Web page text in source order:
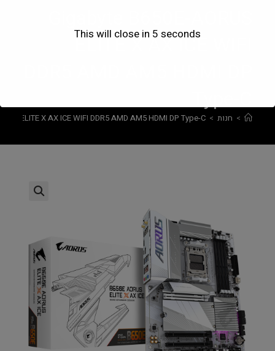
ELITE X AX ICE WIFI
> חנות >
ELITE X AX ICE WIFI DDR5 AMD AM5 HDMI DP Type-C
This will close in 4 seconds